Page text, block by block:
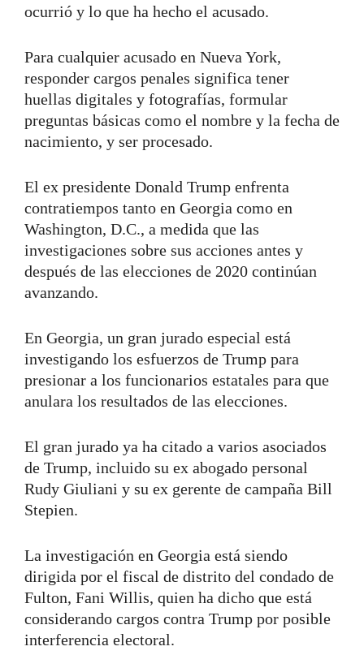
ocurrió y lo que ha hecho el acusado.
Para cualquier acusado en Nueva York,
responder cargos penales significa tener
huellas digitales y fotografías, formular
preguntas básicas como el nombre y la fecha de
nacimiento, y ser procesado.
El ex presidente Donald Trump enfrenta
contratiempos tanto en Georgia como en
Washington, D.C., a medida que las
investigaciones sobre sus acciones antes y
después de las elecciones de 2020 continúan
avanzando.
En Georgia, un gran jurado especial está
investigando los esfuerzos de Trump para
presionar a los funcionarios estatales para que
anulara los resultados de las elecciones.
El gran jurado ya ha citado a varios asociados
de Trump, incluido su ex abogado personal
Rudy Giuliani y su ex gerente de campaña Bill
Stepien.
La investigación en Georgia está siendo
dirigida por el fiscal de distrito del condado de
Fulton, Fani Willis, quien ha dicho que está
considerando cargos contra Trump por posible
interferencia electoral.